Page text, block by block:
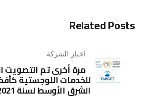
Related Posts
اخبار الشركة
مرة أخرى تم التصويت
للخدمات اللوجستية
الشرق الأوسط لسنة 2021